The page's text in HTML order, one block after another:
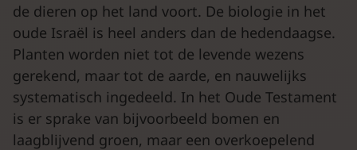
de dieren op het land voort. De biologie in het
oude Israël is heel anders dan de hedendaagse.
Planten worden niet tot de levende wezens
gerekend, maar tot de aarde, en nauwelijks
systematisch ingedeeld. In het Oude Testament
is er sprake van bijvoorbeeld bomen en
laagblijvend groen, maar een overkoepelend